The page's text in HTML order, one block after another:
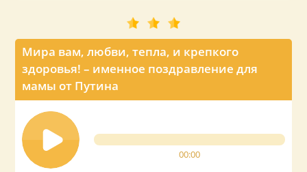
Мира вам, любви, тепла, и крепкого
здоровья! – именное поздравление для
мамы от Путина
00:00